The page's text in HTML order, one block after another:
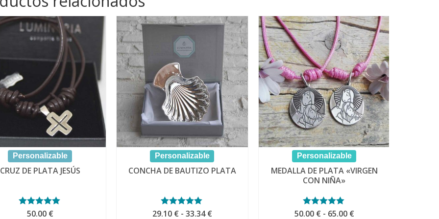
Personalizable
CRUZ DE PLATA JESÚS
Valorado con
50.00 €
Personalizable
CONCHA DE BAUTIZO PLATA
Valorado con
29.10 € - 33.34€Rango
Personalizable
MEDALLA DE PLATA «VIRGEN
CON NIÑA»
Valorado con
50.00 € - 65.00 €Rango